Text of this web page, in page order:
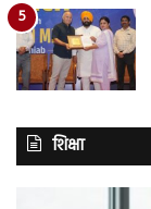
शिक्षा